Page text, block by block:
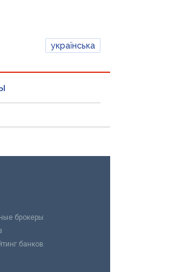
українська
брокеры
банков